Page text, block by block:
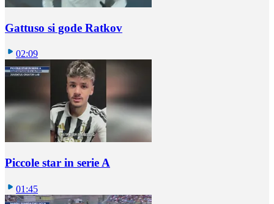
Gattuso si gode Ratkov
02:09
Piccole star in serie A
01:45